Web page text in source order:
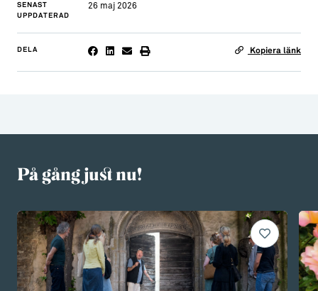
Almedalsveckan
Medeltidsveckan
Allt om livet på Ön
→ Fritidsliv
SENAST
UPPDATERAD
26 maj 2026
DELA Kopiera länk
På gång just nu!